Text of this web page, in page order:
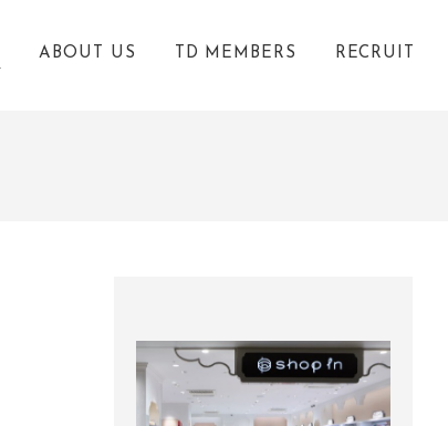
ABOUT US TD MEMBERS RECRUIT